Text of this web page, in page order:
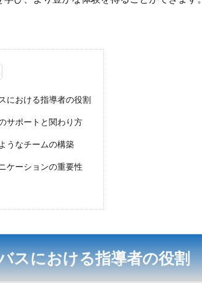
における指導者の役割
サポートと関わり方
うなチームの構築
ケーションの重要性
スにおける指導者の役割